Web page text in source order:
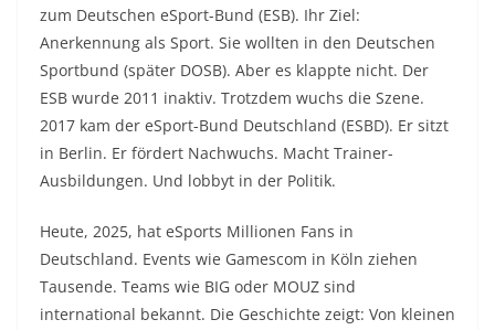
zum Deutschen eSport-Bund (ESB). Ihr Ziel:
Anerkennung als Sport. Sie wollten in den Deutschen
Sportbund (später DOSB). Aber es klappte nicht. Der
ESB wurde 2011 inaktiv. Trotzdem wuchs die Szene.
2017 kam der eSport-Bund Deutschland (ESBD). Er sitzt
in Berlin. Er fördert Nachwuchs. Macht Trainer-
Ausbildungen. Und lobbyt in der Politik.
Heute, 2025, hat eSports Millionen Fans in
Deutschland. Events wie Gamescom in Köln ziehen
Tausende. Teams wie BIG oder MOUZ sind
international bekannt. Die Geschichte zeigt: Von kleinen